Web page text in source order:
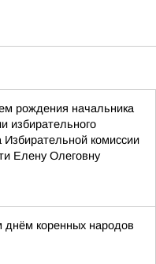
рождения начальника
избирательного
Избирательной комиссии
Елену Олеговну
коренных народов